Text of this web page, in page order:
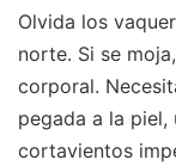
Olvida los
norte. Si se
corporal.
pegada a la
cortavientos